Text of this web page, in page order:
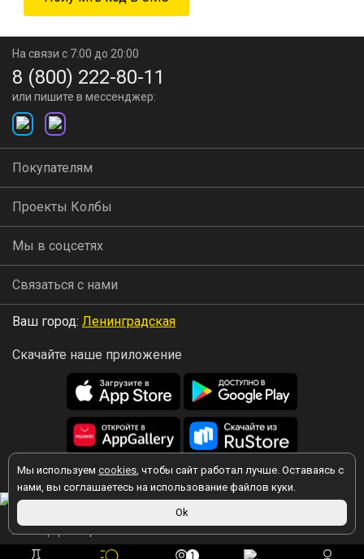
1
Мы используем cookies, чтобы сайт работал лучше. Оставаясь с
нами, вы соглашаетесь на использование файлов куки.
Ok
На связи с 7:00 до 20:00
8 (800) 222-80-11
или пишите в мессенджер:
Покупателям
Проекты Колбы
Мы в соцсетях
Связаться с нами
Ваш город: Ленинградская
Скачайте наше приложение
2026 © Колба
Вы принимаете условия политики в отношении обработки
персональных данных
любой форме обратной связи на сайте kolba.ru.